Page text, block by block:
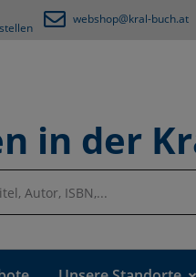
webshop@kral-buch.at
in der